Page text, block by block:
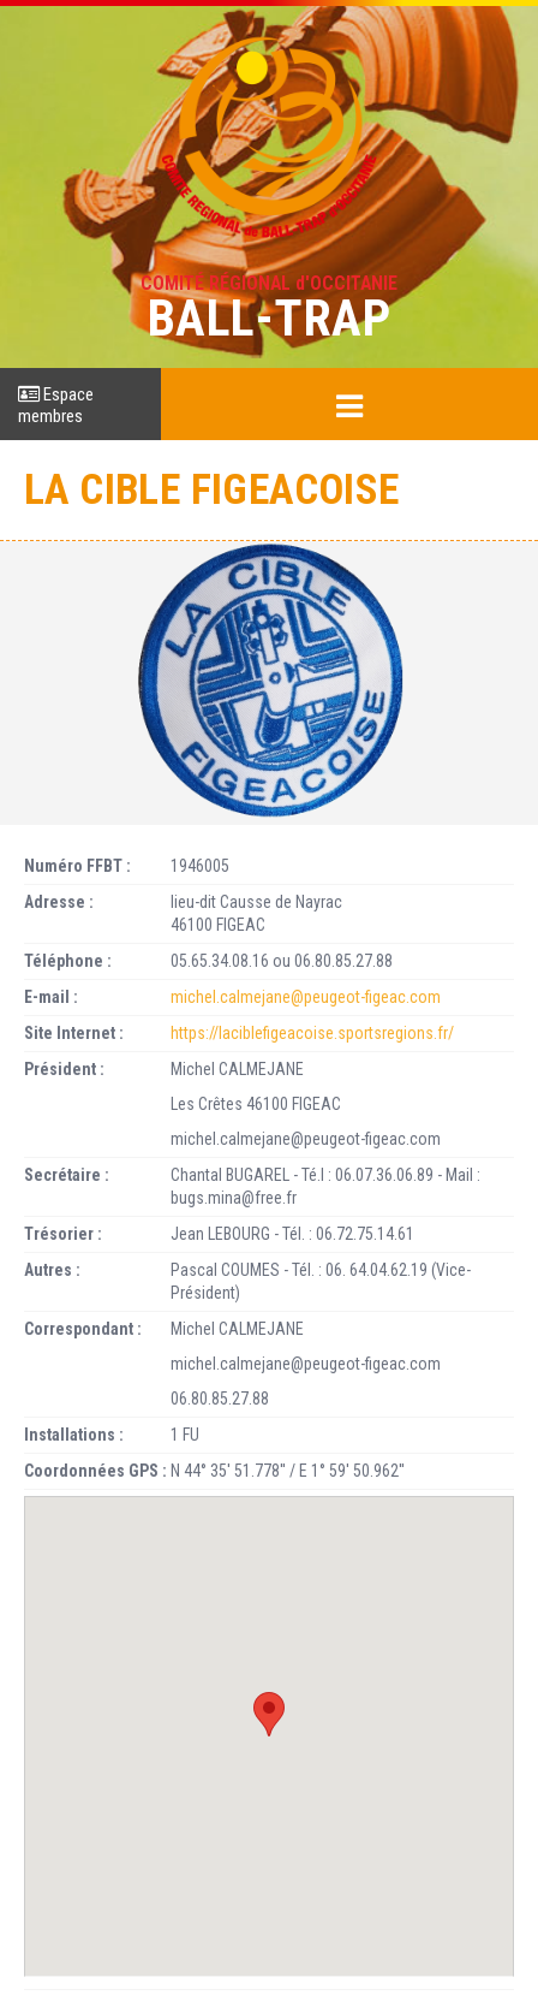
COMITÉ RÉGIONAL d'OCCITANIE
BALL-TRAP
Espace
membres
LA CIBLE FIGEACOISE
Numéro FFBT :
1946005
Adresse :
lieu-dit Causse de Nayrac
46100 FIGEAC
Téléphone :
05.65.34.08.16 ou 06.80.85.27.88
E-mail :
michel.calmejane@peugeot-figeac.com
Site Internet :
https://laciblefigeacoise.sportsregions.fr/
Président :
Michel CALMEJANE
Les Crêtes 46100 FIGEAC
michel.calmejane@peugeot-figeac.com
Secrétaire :
Chantal BUGAREL - Té.l : 06.07.36.06.89 - Mail :
bugs.mina@free.fr
Trésorier :
Jean LEBOURG - Tél. : 06.72.75.14.61
Autres :
Pascal COUMES - Tél. : 06. 64.04.62.19 (Vice-
Président)
Correspondant :
Michel CALMEJANE
michel.calmejane@peugeot-figeac.com
06.80.85.27.88
Installations :
1 FU
Coordonnées GPS : N 44° 35' 51.778'' / E 1° 59' 50.962''